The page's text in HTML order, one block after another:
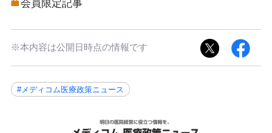
会員限定記事
※本内容は公開日時点の情報です
#メディコム医療政策ニュース